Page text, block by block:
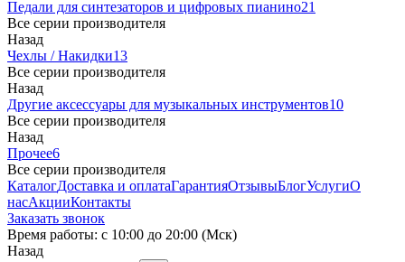
Педали для синтезаторов и цифровых пианино21
Все серии производителя
Назад
Чехлы / Накидки13
Все серии производителя
Назад
Другие аксессуары для музыкальных инструментов10
Все серии производителя
Назад
Прочее6
Все серии производителя
КаталогДоставка и оплатаГарантияОтзывыБлогУслугиО
насАкцииКонтакты
Заказать звонок
Время работы: с 10:00 до 20:00 (Мск)
Назад